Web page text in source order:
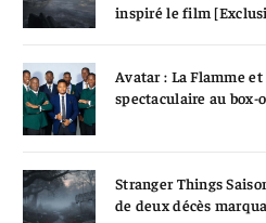
inspiré le film
Avatar : La Flamme
spectaculaire au box-
Stranger Things
de deux décès